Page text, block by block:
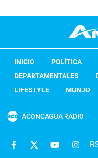
INICIO POLÍTICA
DEPARTAMENTALES
LIFESTYLE
MUNDO
ACONCAGUA RADIO